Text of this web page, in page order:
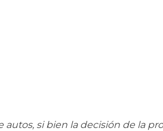
autos, si bien la decisión de la